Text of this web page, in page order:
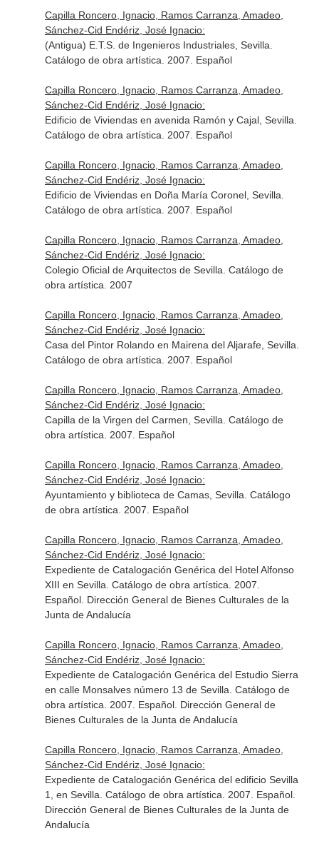
Capilla Roncero, Ignacio, Ramos Carranza, Amadeo,
Sánchez-Cid Endériz, José Ignacio:
(Antigua) E.T.S. de Ingenieros Industriales, Sevilla.
Catálogo de obra artística. 2007. Español
Capilla Roncero, Ignacio, Ramos Carranza, Amadeo,
Sánchez-Cid Endériz, José Ignacio:
Edificio de Viviendas en avenida Ramón y Cajal, Sevilla.
Catálogo de obra artística. 2007. Español
Capilla Roncero, Ignacio, Ramos Carranza, Amadeo,
Sánchez-Cid Endériz, José Ignacio:
Edificio de Viviendas en Doña María Coronel, Sevilla.
Catálogo de obra artística. 2007. Español
Capilla Roncero, Ignacio, Ramos Carranza, Amadeo,
Sánchez-Cid Endériz, José Ignacio:
Colegio Oficial de Arquitectos de Sevilla. Catálogo de
obra artística. 2007
Capilla Roncero, Ignacio, Ramos Carranza, Amadeo,
Sánchez-Cid Endériz, José Ignacio:
Casa del Pintor Rolando en Mairena del Aljarafe, Sevilla.
Catálogo de obra artística. 2007. Español
Capilla Roncero, Ignacio, Ramos Carranza, Amadeo,
Sánchez-Cid Endériz, José Ignacio:
Capilla de la Virgen del Carmen, Sevilla. Catálogo de
obra artística. 2007. Español
Capilla Roncero, Ignacio, Ramos Carranza, Amadeo,
Sánchez-Cid Endériz, José Ignacio:
Ayuntamiento y biblioteca de Camas, Sevilla. Catálogo
de obra artística. 2007. Español
Capilla Roncero, Ignacio, Ramos Carranza, Amadeo,
Sánchez-Cid Endériz, José Ignacio:
Expediente de Catalogación Genérica del Hotel Alfonso
XIII en Sevilla. Catálogo de obra artística. 2007.
Español. Dirección General de Bienes Culturales de la
Junta de Andalucía
Capilla Roncero, Ignacio, Ramos Carranza, Amadeo,
Sánchez-Cid Endériz, José Ignacio:
Expediente de Catalogación Genérica del Estudio Sierra
en calle Monsalves número 13 de Sevilla. Catálogo de
obra artística. 2007. Español. Dirección General de
Bienes Culturales de la Junta de Andalucía
Capilla Roncero, Ignacio, Ramos Carranza, Amadeo,
Sánchez-Cid Endériz, José Ignacio:
Expediente de Catalogación Genérica del edificio Sevilla
1, en Sevilla. Catálogo de obra artística. 2007. Español.
Dirección General de Bienes Culturales de la Junta de
Andalucía